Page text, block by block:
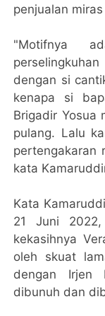
penjualan
"Motifnya
dengan si
kenapa si
Brigadir Yosua
pulang. Lalu
pertengakaran
kata
Kata
21 Juni
kekasihnya
oleh skuat
dengan Irjen
dibunuh dan